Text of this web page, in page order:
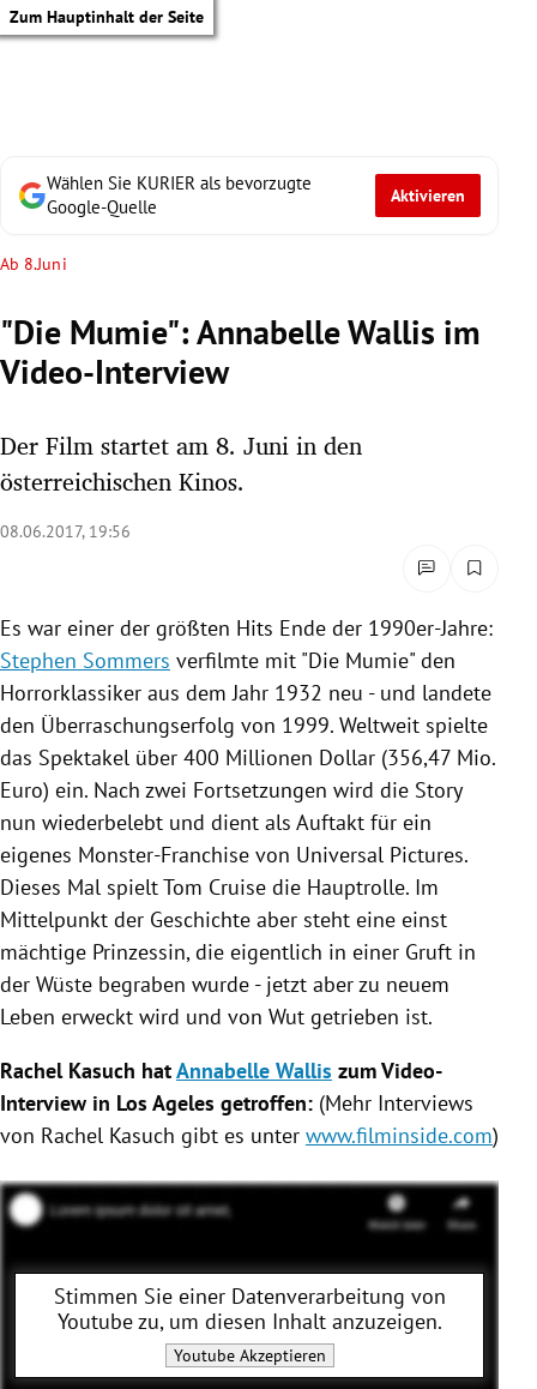
Zum Hauptinhalt der Seite
Untermenü
Untermenü
Untermenü
Untermenü
Untermenü
Untermenü
Untermenü
Untermenü
Wählen Sie KURIER als bevorzugte
Google-Quelle
Aktivieren
Ab 8.Juni
"Die Mumie": Annabelle Wallis im
Video-Interview
Der Film startet am 8. Juni in den
österreichischen Kinos.
08.06.2017, 19:56
Es war einer der größten Hits Ende der 1990er-Jahre:
Stephen Sommers verfilmte mit "Die Mumie" den
Horrorklassiker aus dem Jahr 1932 neu - und landete
den Überraschungserfolg von 1999. Weltweit spielte
das Spektakel über 400 Millionen Dollar (356,47 Mio.
Euro) ein. Nach zwei Fortsetzungen wird die Story
nun wiederbelebt und dient als Auftakt für ein
eigenes Monster-Franchise von Universal Pictures.
Dieses Mal spieltTom Cruise die Hauptrolle. Im
Mittelpunkt der Geschichte aber steht eine einst
mächtige Prinzessin, die eigentlich in einer Gruft in
der Wüste begraben wurde - jetzt aber zu neuem
Leben erweckt wird und von Wut getrieben ist.
Rachel Kasuch hatAnnabelle Wallis zum Video-
Interview in Los Ageles getroffen: (Mehr Interviews
von Rachel Kasuch gibt es unter www.filminside.com)
Stimmen Sie einer Datenverarbeitung von
Youtubezu, um diesen Inhalt anzuzeigen.
YoutubeAkzeptieren